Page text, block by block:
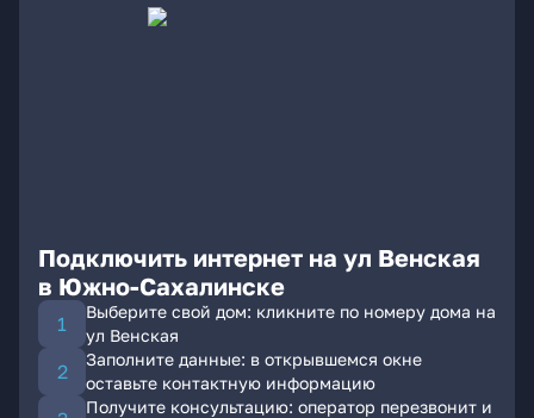
Подключить интернет на ул Венская
в Южно-Сахалинске
Выберите свой дом: кликните по номеру дома на
ул Венская
Заполните данные: в открывшемся окне
оставьте контактную информацию
Получите консультацию: оператор перезвонит и